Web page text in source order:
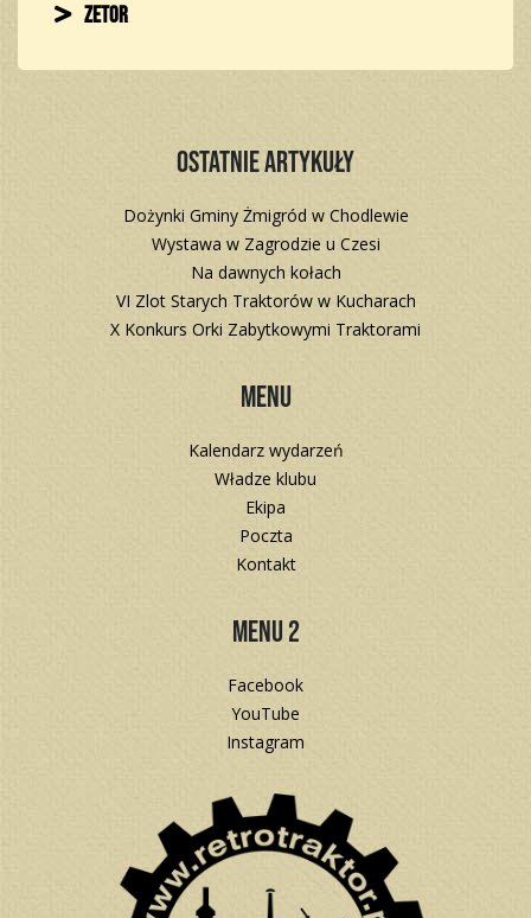
Zetor
Ostatnie artykuły
Dożynki Gminy Żmigród w Chodlewie
Wystawa w Zagrodzie u Czesi
Na dawnych kołach
VI Zlot Starych Traktorów w Kucharach
X Konkurs Orki Zabytkowymi Traktorami
Menu
Kalendarz wydarzeń
Władze klubu
Ekipa
Poczta
Kontakt
Menu 2
Facebook
YouTube
Instagram